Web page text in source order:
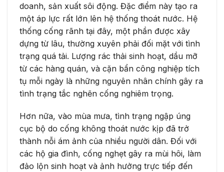
doanh, sản xuất sôi động. Đặc điểm này tạo ra
một áp lực rất lớn lên hệ thống thoát nước. Hệ
thống cống rãnh tại đây, một phần được xây
dựng từ lâu, thường xuyên phải đối mặt với tình
trạng quá tải. Lượng rác thải sinh hoạt, dầu mỡ
từ các hàng quán, và cặn bẩn công nghiệp tích
tụ mỗi ngày là những nguyên nhân chính gây ra
tình trạng tắc nghẽn cống nghiêm trọng.
Hơn nữa, vào mùa mưa, tình trạng ngập úng
cục bộ do cống không thoát nước kịp đã trở
thành nỗi ám ảnh của nhiều người dân. Đối với
các hộ gia đình, cống nghẹt gây ra mùi hôi, làm
đảo lộn sinh hoạt và ảnh hưởng trực tiếp đến